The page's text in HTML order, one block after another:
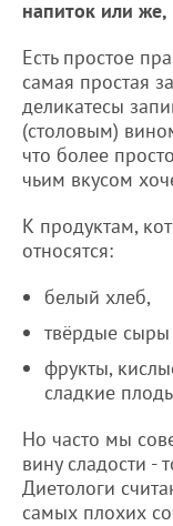
напиток или же,
Есть простое
самая простая
деликатесы
(столовым)
что более
чьим вкусом
К продуктам,
относятся:
белый хлеб,
твёрдые
фрукты,
сладкие
Но часто мы
вину сладости -
Диетологи
самых плохих